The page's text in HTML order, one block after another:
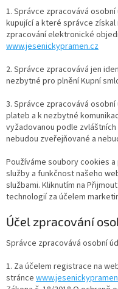
1. Správce zpracovává
kupující a které správce získal
zpracování elektronické
www.jesenickypramen.cz
2. Správce zpracovává jen
nezbytné pro plnění Kupní
3. Správce zpracovává
plateb a k nezbytné
vyžadovanou podle
nebudou zveřejňované a
Používáme soubory cookies
služby a funkčnost našeho
službami. Kliknutím na
technologií za účelem
Účel zpracování
Správce zpracovává osobní
1. Za účelem registrace na
stránce